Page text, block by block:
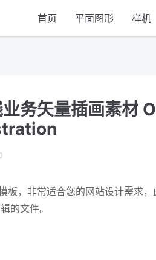
首页 平面图形 样机
业务矢量插画素材
板，非常适合您的网站设计需求
的文件。